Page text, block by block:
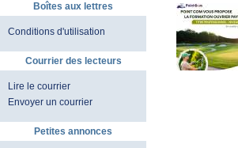
Boîtes aux lettres
Conditions d'utilisation
Courrier des lecteurs
Lire le courrier
Envoyer un courrier
Petites annonces